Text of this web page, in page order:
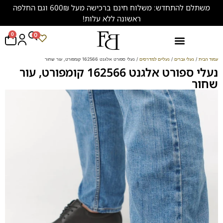
משתלם להתחדש: משלוח חינם ברכישה מעל 600₪ וגם החלפה
ראשונה ללא עלות!
0 0
עמוד הבית / נעלי גברים / נעליים למדרסים / נעלי ספורט אלגנט 162566 קומפורט, עור שחור
נעלי ספורט אלגנט 162566 קומפורט, עור
שחור